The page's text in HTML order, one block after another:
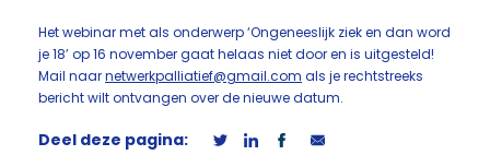
Het webinar met als onderwerp ‘Ongeneeslijk ziek en dan word
je 18’ op 16 november gaat helaas niet door en is uitgesteld!
Mail naarnetwerkpalliatief@gmail.com als je rechtstreeks
bericht wilt ontvangen over de nieuwe datum.
Deel deze pagina: